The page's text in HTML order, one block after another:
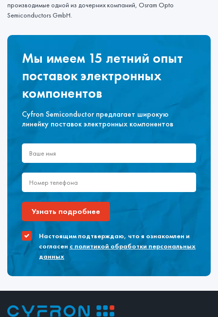
производимые одной из дочерних компаний, Osram Opto
Semiconductors GmbH.
Мы имеем 15 летний опыт
поставок электронных
компонентов
Cyfron Semiconductor предлагает широкую
линейку поставок электронных компонентов
Узнать подробнее
Настоящим подтверждаю, что я ознакомлен и
согласен с политикой обработки персональных
данных